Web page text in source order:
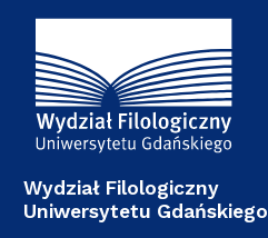
Adres Wydziału
Wydział Filologiczny
Uniwersytetu Gdańskiego